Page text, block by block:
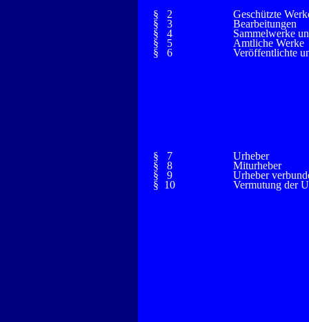
§ 2
Geschützte
§ 3
Bearbeitungen
§ 4
Sammelwerke
§ 5
Amtliche Werke
§ 6
Veröffentlichte
§ 7
Urheber
§ 8
Miturheber
§ 9
Urheber
§ 10
Vermutung der